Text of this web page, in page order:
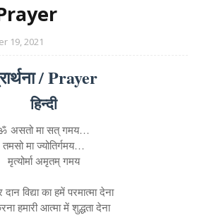
19, 2021
/ Prayer
हिन्दी
असतो मा सत् गमय…
तमसो मा ज्योतिर्गमय…
मृत्योर्मा अमृतम् गमय
विद्या का हमें परमात्मा देना
हमारी आत्मा में शुद्धता देना